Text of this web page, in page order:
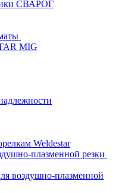
СВАРОГ
MIG
Weldestar
плазменной резки
воздушно-плазменной